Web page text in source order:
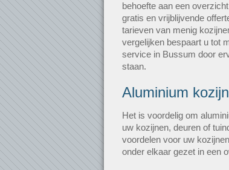
behoefte aan een
gratis en vrijblijvende
tarieven van menig
vergelijken bespaart u tot
service in Bussum door
staan.
Aluminium
Het is voordelig om
uw kozijnen, deuren of
voordelen voor uw
onder elkaar gezet in een